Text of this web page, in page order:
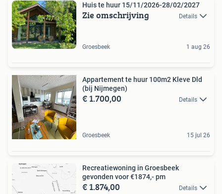
Huis te huur 15/11/2026-28/02/2027
Zie omschrijving Details
Groesbeek 1 aug 26
Appartement te huur 100m2 Kleve Dld
(bij Nijmegen)
€ 1.700,00 Details
Groesbeek 15 jul 26
Recreatiewoning in Groesbeek
gevonden voor €1874,- pm
€ 1.874,00 Details